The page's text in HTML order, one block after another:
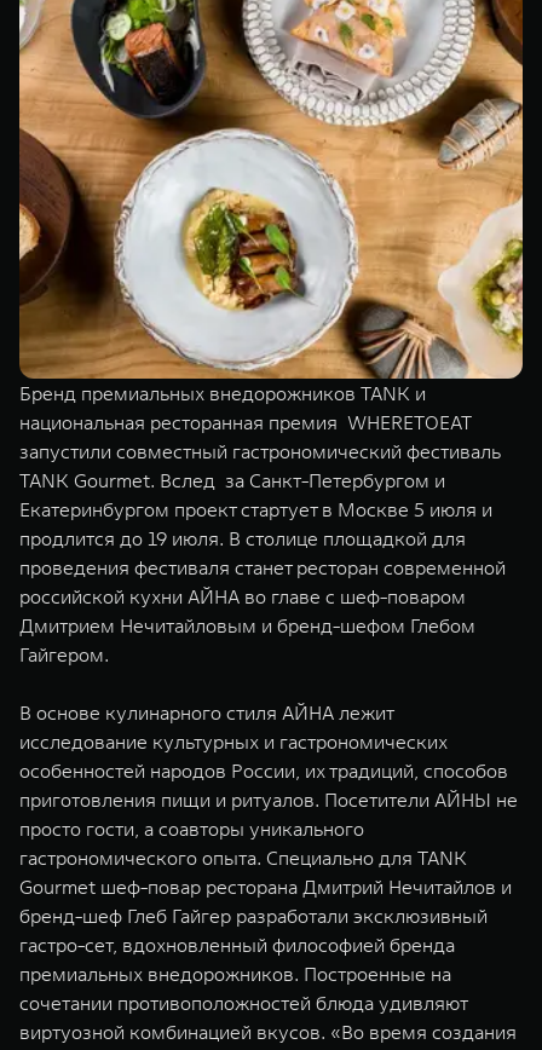
TANK 500
Веди за собой
от 6 499 000 ₽
TANK 700
Сила
от 10 199
WEY 07
Расширяя границы комфорта
от 6 149 000 ₽
WEY 05
Эстетика
от 5 699
WEY 80
Масштаб возможностей
от 6 449 000 ₽
WEY 80
Масштаб
от 8 099
TANK Финансы
Корпоративным клиентам
TANK ФИНАНСЫ
TANK Кредит
TANK Лизинг
TANK Страхование
Сервис
Специальные предложения
Моторные масла
ЦИФРОВЫЕ СЕРВИСЫ TANK
Цифровые сервисы TANK
Подписки
Бренд премиальных внедорожников TANK и
национальная ресторанная премия WHERETOEAT
запустили совместный гастрономический фестиваль
TANK Gourmet. Вслед за Санкт-Петербургом и
Екатеринбургом проект стартует в Москве 5 июля и
продлится до 19 июля. В столице площадкой для
проведения фестиваля станет ресторан современной
российской кухни АЙНА во главе с шеф-поваром
Дмитрием Нечитайловым и бренд-шефом Глебом
Гайгером.
В основе кулинарного стиля АЙНА лежит
исследование культурных и гастрономических
особенностей народов России, их традиций, способов
приготовления пищи и ритуалов. Посетители АЙНЫ не
просто гости, а соавторы уникального
гастрономического опыта. Специально для TANK
Gourmet шеф-повар ресторана Дмитрий Нечитайлов и
бренд-шеф Глеб Гайгер разработали эксклюзивный
гастро-сет, вдохновленный философией бренда
премиальных внедорожников. Построенные на
сочетании противоположностей блюда удивляют
виртуозной комбинацией вкусов. «Во время создания